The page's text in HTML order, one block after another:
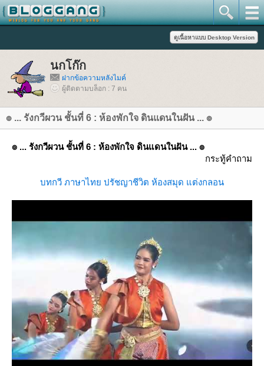
นกโก๊ก
ฝากข้อความหลังไมค์
ผู้ติดตามบล็อก : 7 คน
๏ ... รังกวีผวน ชั้นที่ 6 : ห้องพักใจ ดินแดนในฝัน ... ๏
๏ ... รังกวีผวน ชั้นที่ 6 : ห้องพักใจ ดินแดนในฝัน ... ๏
กระทู้คำถาม
บทกวี ภาษาไท ปรัชญาชีวิต ห้องสมุด ต่งกลอน